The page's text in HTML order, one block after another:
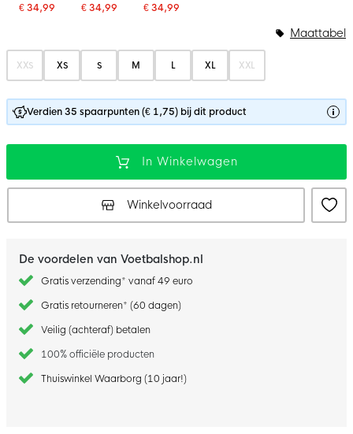
€ 34,99 € 34,99 € 34,99
XXS XS S M L XL XXL
Maattabel
Verdien 35 spaarpunten (€ 1,75) bij dit product
In Winkelwagen
Winkelvoorraad
De voordelen van Voetbalshop.nl
Gratis verzending* vanaf 49 euro
Gratis retourneren* (60 dagen)
Veilig (achteraf) betalen
100% officiële producten
Thuiswinkel Waarborg (10 jaar!)